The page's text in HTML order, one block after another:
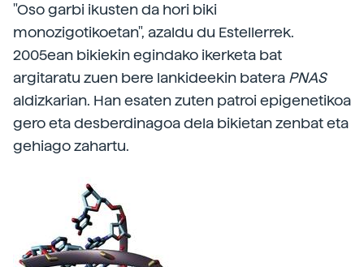
"Oso garbi ikusten da hori biki
monozigotikoetan", azaldu du Estellerrek.
2005ean bikiekin egindako ikerketa bat
argitaratu zuen bere lankideekin batera PNAS
aldizkarian. Han esaten zuten patroi epigenetikoa
gero eta desberdinagoa dela bikietan zenbat eta
gehiago zahartu.